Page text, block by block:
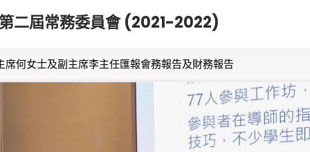
二屆常務委員會 (2021-2022)
席何女士及副主席李主任匯報會務報告及財務報告